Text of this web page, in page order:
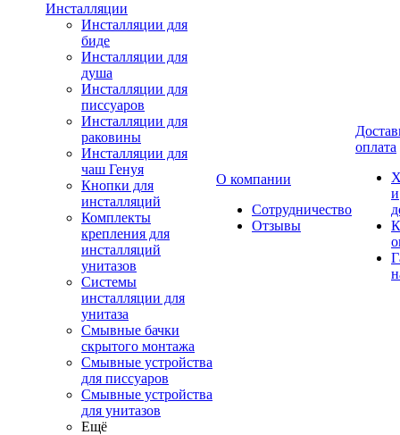
Инсталляции
Инсталляции для
биде
Инсталляции для
душа
Инсталляции для
писсуаров
Инсталляции для
раковины
Инсталляции для
чаш Генуя
Кнопки для
инсталляций
Комплекты
крепления для
инсталляций
унитазов
Системы
инсталляции для
унитаза
Смывные бачки
скрытого монтажа
Смывные устройства
для писсуаров
Смывные устройства
для унитазов
Ещё
О компании
Сотрудничество
Отзывы
оплата
и